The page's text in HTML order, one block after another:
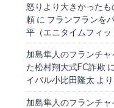
怒りより大きかった
頼 に フランフランを
平（エニタイムフィッ
加島隼人のフランチ
た松村翔大式FC詐欺 に
イバル小比田隆太 より
加島隼人のフランチ